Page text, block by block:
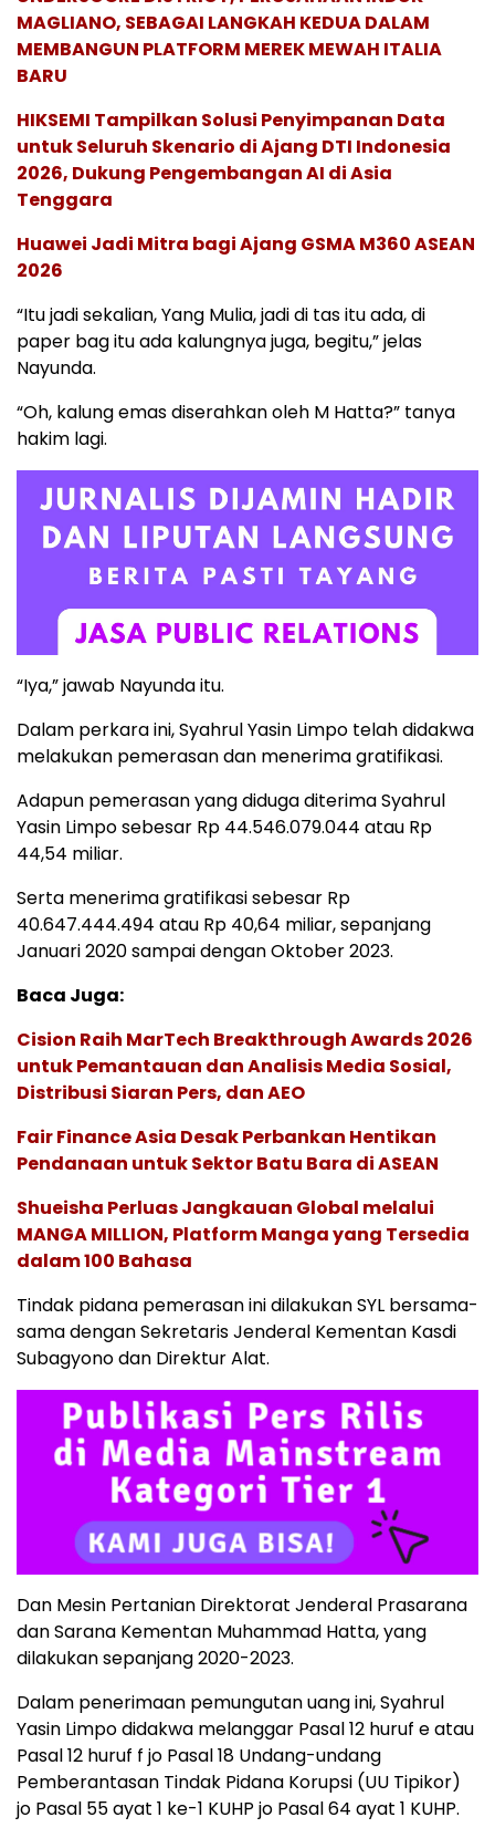
MAGLIANO, SEBAGAI LANGKAH KEDUA DALAM
MEMBANGUN PLATFORM MEREK MEWAH ITALIA
BARU
HIKSEMI Tampilkan Solusi Penyimpanan Data
untuk Seluruh Skenario di Ajang DTI Indonesia
2026, Dukung Pengembangan AI di Asia
Tenggara
Huawei Jadi Mitra bagi Ajang GSMA M360 ASEAN
2026
“Itu jadi sekalian, Yang Mulia, jadi di tas itu ada, di
paper bag itu ada kalungnya juga, begitu,” jelas
Nayunda.
“Oh, kalung emas diserahkan oleh M Hatta?” tanya
hakim lagi.
“Iya,” jawab Nayunda itu.
Dalam perkara ini, Syahrul Yasin Limpo telah didakwa
melakukan pemerasan dan menerima gratifikasi.
Adapun pemerasan yang diduga diterima Syahrul
Yasin Limpo sebesar Rp 44.546.079.044 atau Rp
44,54 miliar.
Serta menerima gratifikasi sebesar Rp
40.647.444.494 atau Rp 40,64 miliar, sepanjang
Januari 2020 sampai dengan Oktober 2023.
Baca Juga:
Cision Raih MarTech Breakthrough Awards 2026
untuk Pemantauan dan Analisis Media Sosial,
Distribusi Siaran Pers, dan AEO
Fair Finance Asia Desak Perbankan Hentikan
Pendanaan untuk Sektor Batu Bara di ASEAN
Shueisha Perluas Jangkauan Global melalui
MANGA MILLION, Platform Manga yang Tersedia
dalam 100 Bahasa
Tindak pidana pemerasan ini dilakukan SYL bersama-
sama dengan Sekretaris Jenderal Kementan Kasdi
Subagyono dan Direktur Alat.
Dan Mesin Pertanian Direktorat Jenderal Prasarana
dan Sarana Kementan Muhammad Hatta, yang
dilakukan sepanjang 2020-2023.
Dalam penerimaan pemungutan uang ini, Syahrul
Yasin Limpo didakwa melanggar Pasal 12 huruf e atau
Pasal 12 huruf f jo Pasal 18 Undang-undang
Pemberantasan Tindak Pidana Korupsi (UU Tipikor)
jo Pasal 55 ayat 1 ke-1 KUHP jo Pasal 64 ayat 1 KUHP.